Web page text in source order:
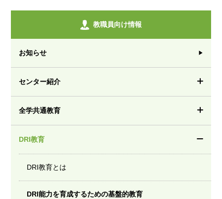
教職員向け情報
お知らせ
センター紹介
全学共通教育
DRI教育
DRI教育とは
DRI能力を育成するための基盤的教育